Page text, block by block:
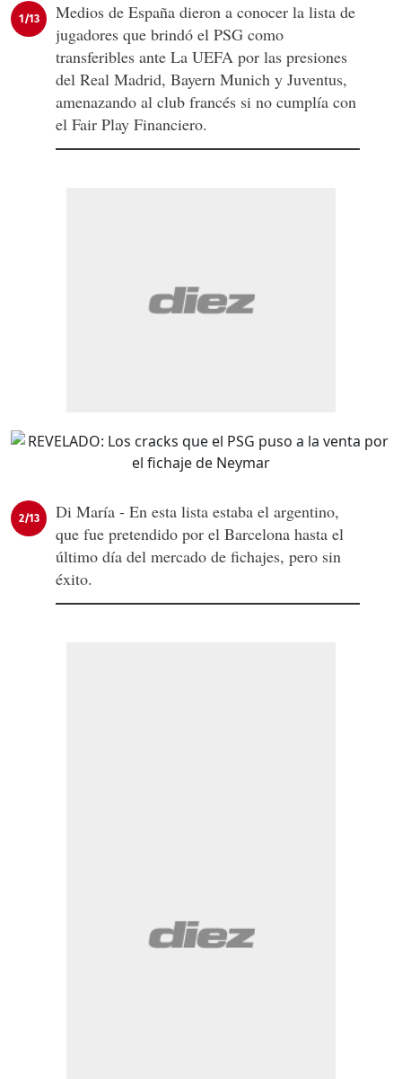
1/13
Medios de España dieron a conocer la lista de
jugadores que brindó el PSG como
transferibles ante La UEFA por las presiones
del Real Madrid, Bayern Munich y Juventus,
amenazando al club francés si no cumplía con
el Fair Play Financiero.
2/13
Di María - En esta lista estaba el argentino,
que fue pretendido por el Barcelona hasta el
último día del mercado de fichajes, pero sin
éxito.